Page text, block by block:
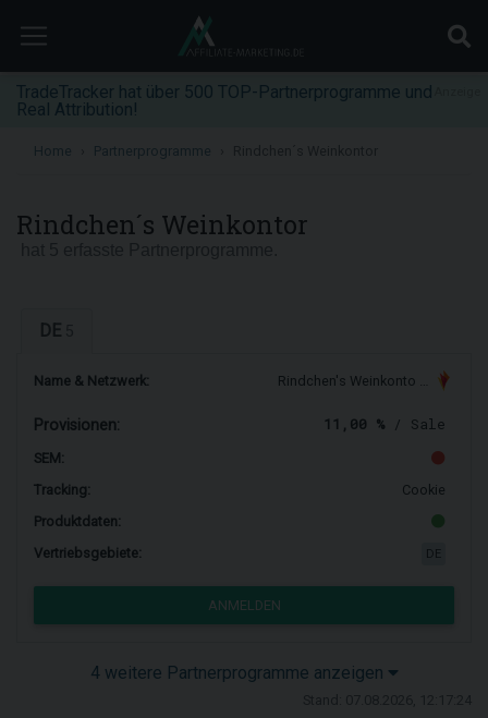
TradeTracker hat über 500 TOP-Partnerprogramme und
Real Attribution!
Home Partnerprogramme
Rindchen´s Weinkontor
DE
Name & Netzwerk: Rindchen's Weinkonto …
Provisionen: 11,00 % / Sale
SEM:
Tracking:
Cookie
Produktdaten:
Vertriebsgebiete:
ANMELDEN
4 weitere Partnerprogramme anzeigen